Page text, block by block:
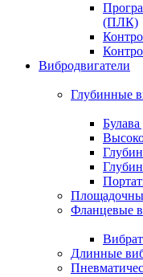
(ПЛК)
Вибродвигатели
Глубинные
Булава
Фланцевые
Длинные